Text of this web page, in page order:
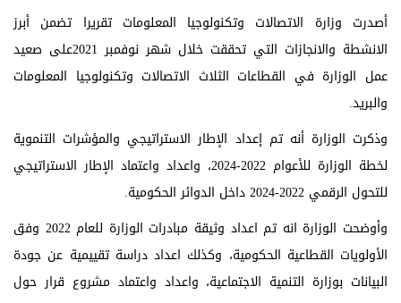
أصدرت وزارة الاتصالات وتكنولوجيا المعلومات تقريرا تضمن أبرز
الانشطة والانجازات التي تحققت خلال شهر نوفمبر 2021على صعيد
عمل الوزارة في القطاعات الثلاث الاتصالات وتكنولوجيا المعلومات
والبريد.
وذكرت الوزارة أنه تم إعداد الإطار الاستراتيجي والمؤشرات التنموية
لخطة الوزارة للأعوام 2022-2024، واعداد واعتماد الإطار الاستراتيجي
للتحول الرقمي 2022-2024 داخل الدوائر الحكومية.
وأوضحت الوزارة انه تم اعداد وثيقة مبادرات الوزارة للعام 2022 وفق
الأولويات القطاعية الحكومية، وكذلك اعداد دراسة تقييمية عن جودة
البيانات بوزارة التنمية الاجتماعية، واعداد واعتماد مشروع قرار حول